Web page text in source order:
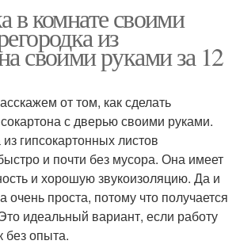
в комнате своими
из
своими руками за 12
от том, как сделать
с дверью своими руками.
гипсокартонных листов
и почти без мусора. Она имеет
и хорошую звукоизоляцию. Да и
очень проста, потому что получается
идеальный вариант, если работу
без опыта.